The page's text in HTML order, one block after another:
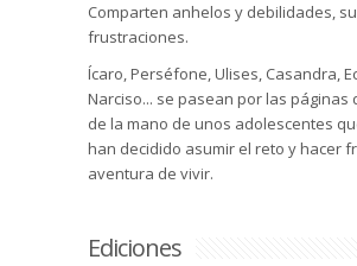
Comparten anhelos y debilidades,
frustraciones.
Ícaro, Perséfone, Ulises, Casandra,
Narciso... se pasean por las páginas
de la mano de unos adolescentes
han decidido asumir el reto y hacer
aventura de vivir.
Ediciones